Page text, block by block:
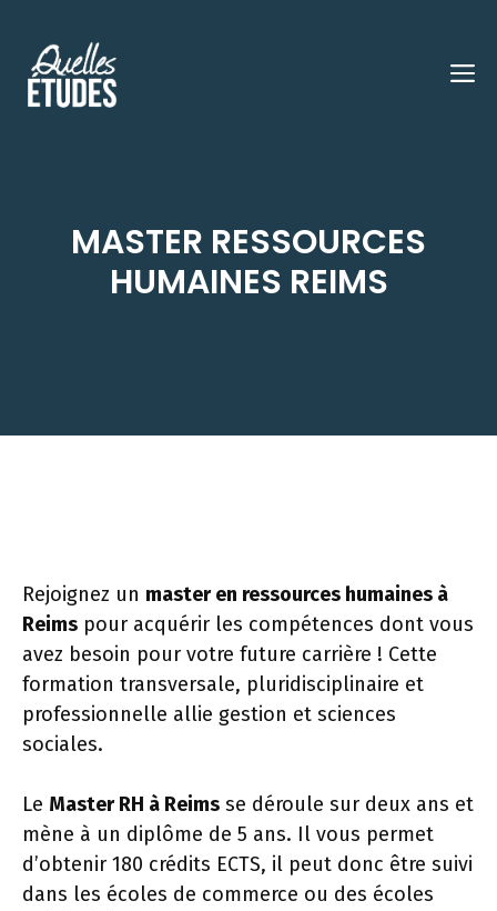
contenu
MASTER RESSOURCES
HUMAINES REIMS
Rejoignez un master en ressources humaines à
Reims pour acquérir les compétences dont vous
avez besoin pour votre future carrière ! Cette
formation transversale, pluridisciplinaire et
professionnelle allie gestion et sciences
sociales.
Le Master RH à Reims se déroule sur deux ans et
mène à un diplôme de 5 ans. Il vous permet
d’obtenir 180 crédits ECTS, il peut donc être suivi
dans les écoles de commerce ou des écoles